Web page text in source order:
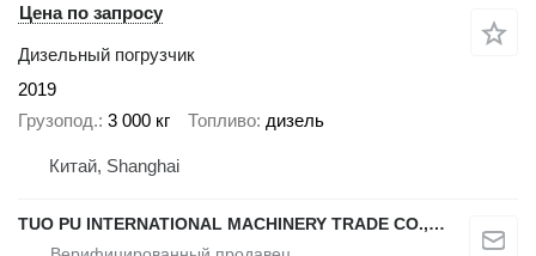
Цена по запросу
Дизельный погрузчик
2019
Грузопод. 3 000 кг Топливо дизель
Китай, Shanghai
TUO PU INTERNATIONAL MACHINERY TRADE CO., LTD